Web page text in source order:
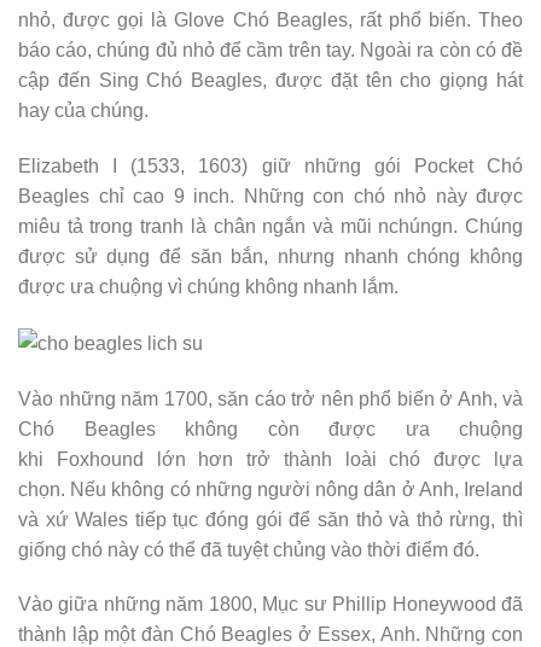
nhỏ, được gọi là Glove Chó Beagles, rất phổ biến. Theo
báo cáo, chúng đủ nhỏ để cầm trên tay. Ngoài ra còn có đề
cập đến Sing Chó Beagles, được đặt tên cho giọng hát
hay của chúng.
Elizabeth I (1533, 1603) giữ những gói Pocket Chó
Beagles chỉ cao 9 inch. Những con chó nhỏ này được
miêu tả trong tranh là chân ngắn và mũi nchúngn. Chúng
được sử dụng để săn bắn, nhưng nhanh chóng không
được ưa chuộng vì chúng không nhanh lắm.
Vào những năm 1700, săn cáo trở nên phổ biến ở Anh, và
Chó Beagles không còn được ưa chuộng
khi Foxhound lớn hơn trở thành loài chó được lựa
chọn. Nếu không có những người nông dân ở Anh, Ireland
và xứ Wales tiếp tục đóng gói để săn thỏ và thỏ rừng, thì
giống chó này có thể đã tuyệt chủng vào thời điểm đó.
Vào giữa những năm 1800, Mục sư Phillip Honeywood đã
thành lập một đàn Chó Beagles ở Essex, Anh. Những con